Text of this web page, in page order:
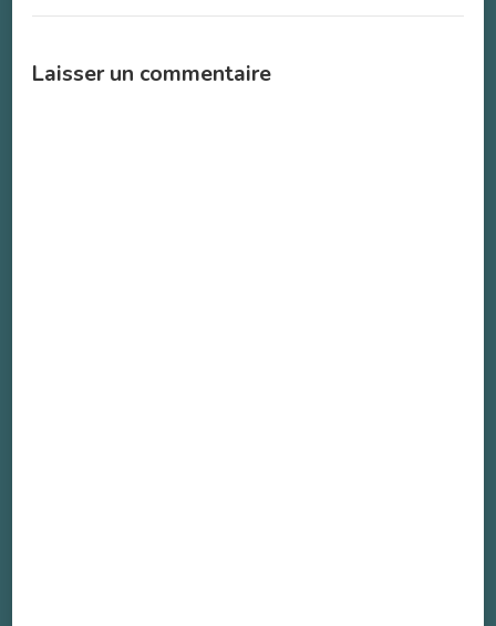
Laisser un commentaire